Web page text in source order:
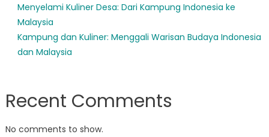
Menyelami Kuliner Desa: Dari Kampung Indonesia ke
Malaysia
Kampung dan Kuliner: Menggali Warisan Budaya Indonesia
dan Malaysia
Recent Comments
No comments to show.